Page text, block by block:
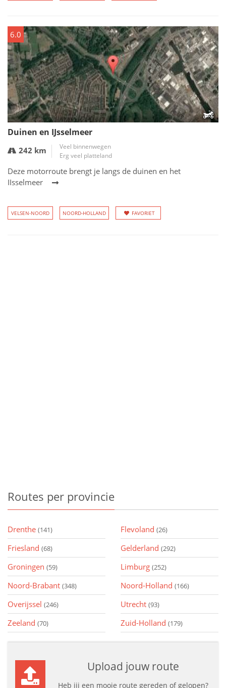
6.0
Duinen en IJsselmeer
242 km
Veel binnenwegen
Erg veel platteland
Deze motorroute brengt je langs de duinen en het
IIsselmeer
VELSEN-NOORD NOORD-HOLLAND FAVORIET
Routes per provincie
Drenthe (141) Flevoland (26)
Friesland (68) Gelderland (292)
Groningen (59) Limburg (252)
Noord-Brabant (348) Noord-Holland (166)
Overijssel (246) Utrecht (93)
Zeeland (70) Zuid-Holland (179)
Upload jouw route
Heb jij een mooie route gereden of gelopen?